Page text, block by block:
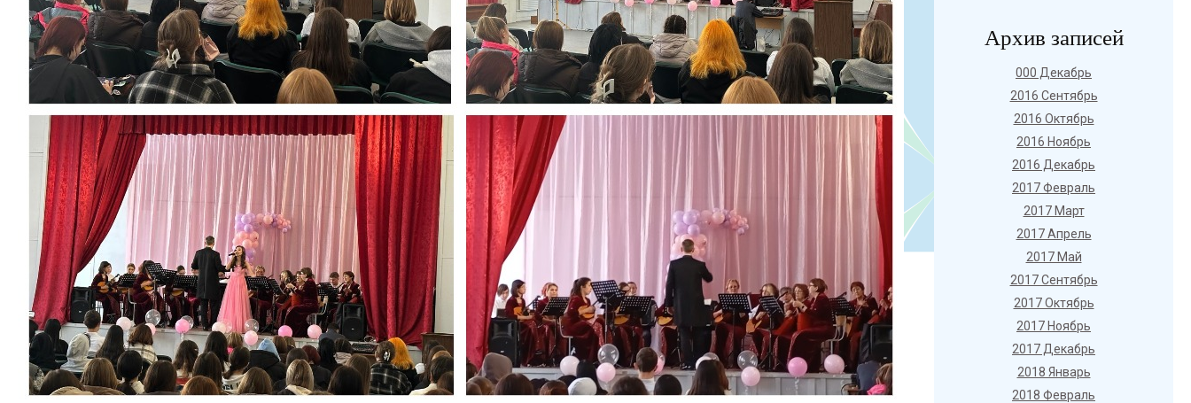
Архив записей
000 Декабрь
2016 Сентябрь
2016 Октябрь
2016 Ноябрь
2016 Декабрь
2017 Февраль
2017 Март
2017 Апрель
2017 Май
2017 Сентябрь
2017 Октябрь
2017 Ноябрь
2017 Декабрь
2018 Январь
2018 Февраль